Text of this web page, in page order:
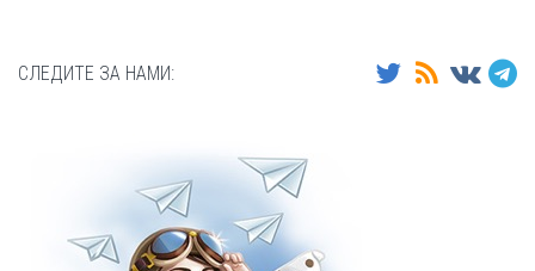
СЛЕДИТЕ ЗА НАМИ: